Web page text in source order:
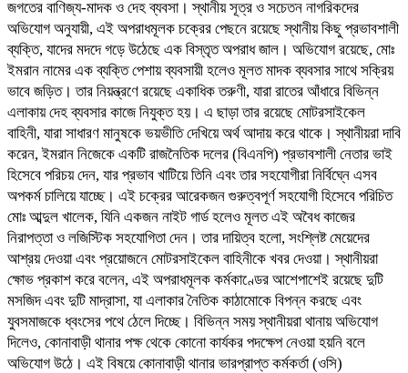
জগতের বাণিজ্য-মাদক ও দেহ ব্যবসা। স্থানীয় সূত্র ও সচেতন নাগরিকদের
অভিযোগ অনুযায়ী, এই অপরাধমূলক চক্রের পেছনে রয়েছে স্থানীয় কিছু প্রভাবশালী
ব্যক্তি, যাদের মদদে গড়ে উঠেছে এক বিস্তৃত অপরাধ জাল। অভিযোগ রয়েছে, মোঃ
ইমরান নামের এক ব্যক্তি পেশায় ব্যবসায়ী হলেও মূলত মাদক ব্যবসার সাথে সক্রিয়
ভাবে জড়িত। তার নিয়ন্ত্রণে রয়েছে একাধিক তরুণী, যারা রাতের আঁধারে বিভিন্ন
এলাকায় দেহ ব্যবসার কাজে নিযুক্ত হয়। এ ছাড়া তার রয়েছে মোটরসাইকেল
বাহিনী, যারা সাধারণ মানুষকে ভয়ভীতি দেখিয়ে অর্থ আদায় করে থাকে। স্থানীয়রা দাবি
করেন, ইমরান নিজেকে একটি রাজনৈতিক দলের (বিএনপি) প্রভাবশালী নেতার ভাই
হিসেবে পরিচয় দেন, যার প্রভাব খাটিয়ে তিনি এবং তার সহযোগীরা নির্বিঘ্নে এসব
অপকর্ম চালিয়ে যাচ্ছে। এই চক্রের আরেকজন গুরুত্বপূর্ণ সহযোগী হিসেবে পরিচিত
মোঃ আব্দুল খালেক, যিনি একজন নাইট গার্ড হলেও মূলত এই অবৈধ কাজের
নিরাপত্তা ও লজিস্টিক সহযোগিতা দেন। তার দায়িত্ব হলো, সংশ্লিষ্ট মেয়েদের
আশ্রয় দেওয়া এবং প্রয়োজনে মোটরসাইকেল বাহিনীকে খবর দেওয়া। স্থানীয়রা
ক্ষোভ প্রকাশ করে বলেন, এই অপরাধমূলক কর্মকাণ্ডের আশেপাশেই রয়েছে দুটি
মসজিদ এবং দুটি মাদ্রাসা, যা এলাকার নৈতিক কাঠামোকে বিপন্ন করছে এবং
যুবসমাজকে ধ্বংসের পথে ঠেলে দিচ্ছে। বিভিন্ন সময় স্থানীয়রা থানায় অভিযোগ
দিলেও, কোনাবাড়ী থানার পক্ষ থেকে কোনো কার্যকর পদক্ষেপ নেওয়া হয়নি বলে
অভিযোগ উঠে। এই বিষয়ে কোনাবাড়ী থানার ভারপ্রাপ্ত কর্মকর্তা (ওসি)